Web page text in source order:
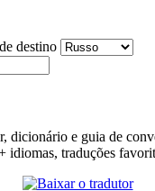
destino
dicionário e guia de
idiomas, traduções